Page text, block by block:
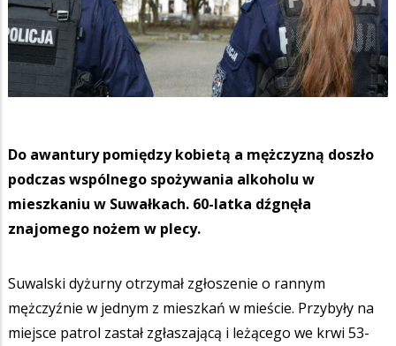
Do awantury pomiędzy kobietą a mężczyzną doszło
podczas wspólnego spożywania alkoholu w
mieszkaniu w Suwałkach. 60-latka dźgnęła
znajomego nożem w plecy.
Suwalski dyżurny otrzymał zgłoszenie o rannym
mężczyźnie w jednym z mieszkań w mieście. Przybyły na
miejsce patrol zastał zgłaszającą i leżącego we krwi 53-